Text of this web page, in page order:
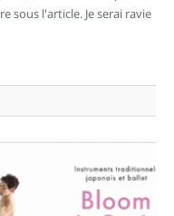
sous l'article. Je serai ravie